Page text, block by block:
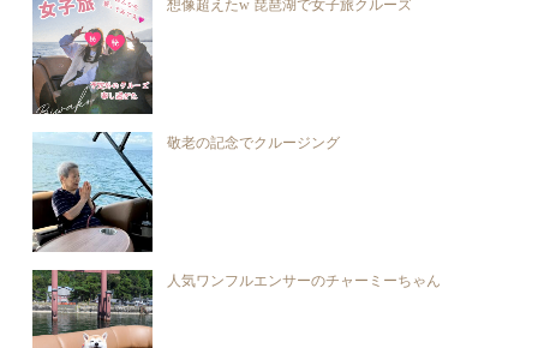
想像超えたw 琵琶湖で女子旅クルーズ
敬老の記念でクルージング
人気ワンフルエンサーのチャーミーちゃん